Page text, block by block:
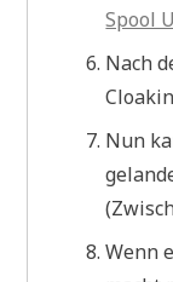
Spool
Nach
Nun
Wenn